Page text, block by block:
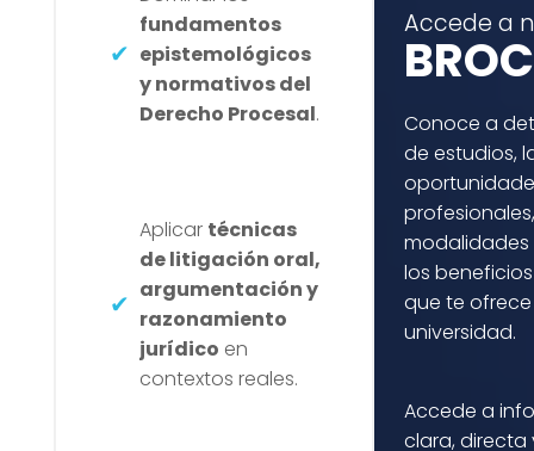
fundamentos
epistemológicos
y normativos del
Derecho Procesal.
Aplicar técnicas
de litigación oral,
argumentación y
razonamiento
jurídico en
contextos reales.
Accede a
Conoce a
de estudios,
los
que te
universidad.
Accede a
clara,